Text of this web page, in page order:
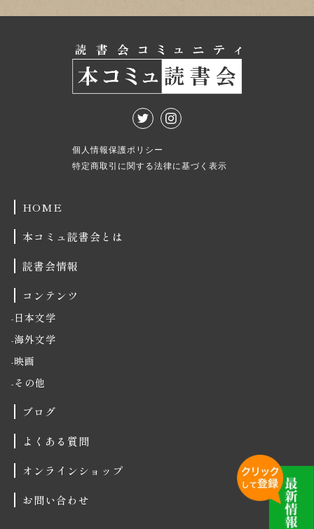
個人情報保護ポリシー
特定商取引に関する法律に基づく表示
HOME
本コミュ読書会とは
読書会情報
コンテンツ
日本文学
海外文学
映画
その他
ブログ
よくある質問
オンラインショップ
お問い合わせ